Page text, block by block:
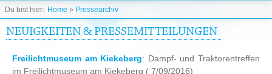
Du bist hier: Home » Pressearchiv
NEUIGKEITEN & PRESSEMITTEILUNGEN
Freilichtmuseum am Kiekeberg: Dampf- und Traktorentreffen
im Freilichtmuseum am Kiekeberg ( 7/09/2016)